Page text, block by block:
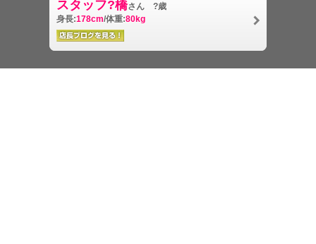
スタッフ?橋さん ?歳
身長:178cm/体重:80kg